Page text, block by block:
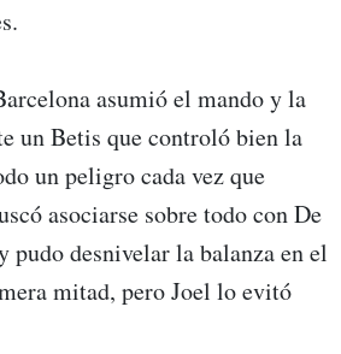
asumió el mando y la
un Betis que controló bien la
un peligro cada vez que
asociarse sobre todo con De
pudo desnivelar la balanza en el
mitad, pero Joel lo evitó